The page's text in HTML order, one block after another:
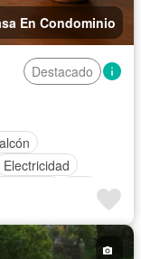
En Condominio
Destacado
Electricidad